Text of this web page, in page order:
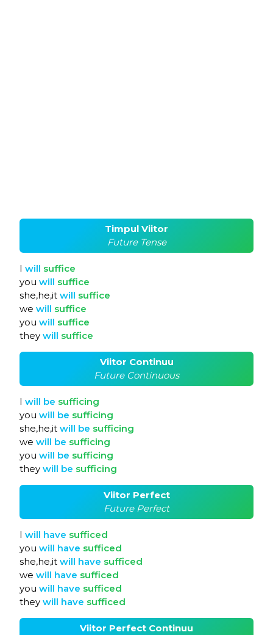
Timpul Viitor
Future Tense
I will suffice
you will suffice
she,he,it will suffice
we will suffice
you will suffice
they will suffice
Viitor Continuu
Future Continuous
I will be sufficing
you will be sufficing
she,he,it will be sufficing
we will be sufficing
you will be sufficing
they will be sufficing
Viitor Perfect
Future Perfect
I will have sufficed
you will have sufficed
she,he,it will have sufficed
we will have sufficed
you will have sufficed
they will have sufficed
Viitor Perfect Continuu